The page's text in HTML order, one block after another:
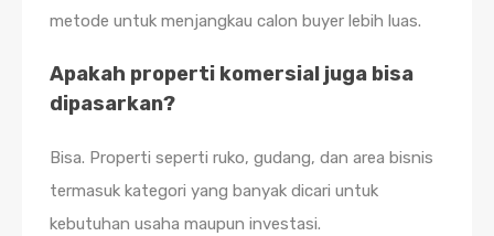
metode untuk menjangkau calon buyer lebih luas.
Apakah properti komersial juga bisa
dipasarkan?
Bisa. Properti seperti ruko, gudang, dan area bisnis
termasuk kategori yang banyak dicari untuk
kebutuhan usaha maupun investasi.